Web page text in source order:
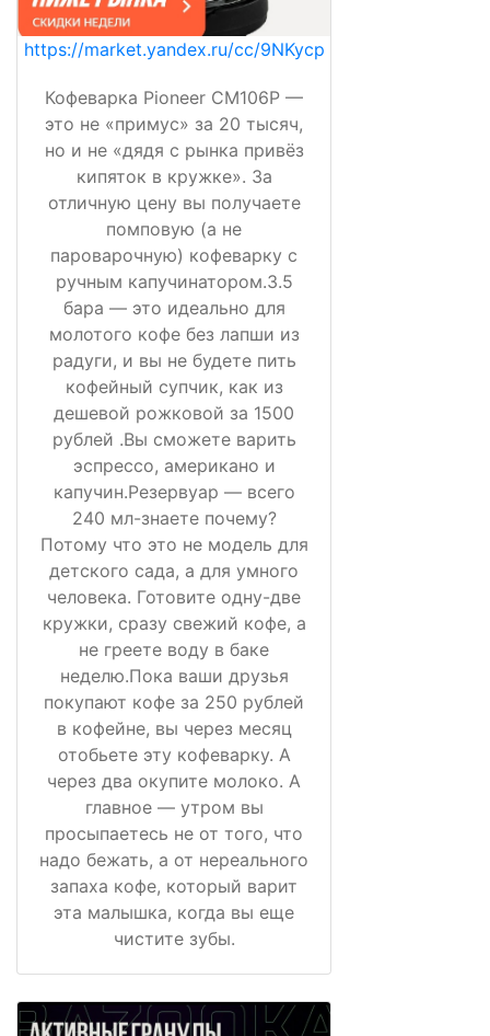
https://market.yandex.ru/cc/9NKycp
Кофеварка Pioneer CM106P —
это не «примус» за 20 тысяч,
но и не «дядя с рынка привёз
кипяток в кружке». За
отличную цену вы получаете
помповую (а не
пароварочную) кофеварку с
ручным капучинатором.3.5
бара — это идеально для
молотого кофе без лапши из
радуги, и вы не будете пить
кофейный супчик, как из
дешевой рожковой за 1500
рублей .Вы сможете варить
эспрессо, американо и
капучин.Резервуар — всего
240 мл-знаете почему?
Потому что это не модель для
детского сада, а для умного
человека. Готовите одну-две
кружки, сразу свежий кофе, а
не греете воду в баке
неделю.Пока ваши друзья
покупают кофе за 250 рублей
в кофейне, вы через месяц
отобьете эту кофеварку. А
через два окупите молоко. А
главное — утром вы
просыпаетесь не от того, что
надо бежать, а от нереального
запаха кофе, который варит
эта малышка, когда вы еще
чистите зубы.